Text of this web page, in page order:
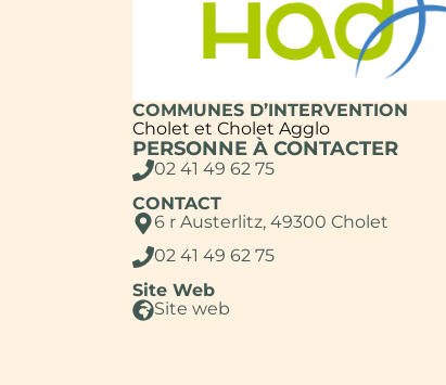
COMMUNES D’INTERVENTION
Cholet et Cholet Agglo
PERSONNE À CONTACTER
02 41 49 62 75
CONTACT
6 r Austerlitz, 49300 Cholet
02 41 49 62 75
Site Web
Site web